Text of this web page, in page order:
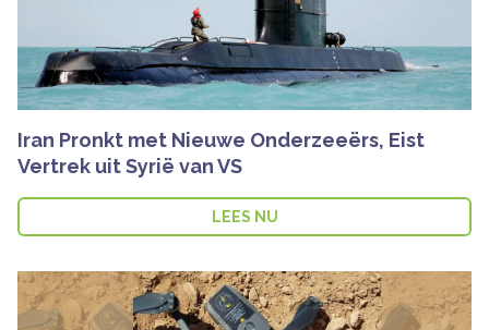
Iran Pronkt met Nieuwe Onderzeeërs, Eist
Vertrek uit Syrië van VS
LEES NU